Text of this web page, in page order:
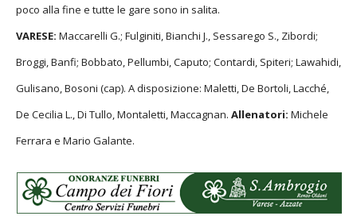
poco alla fine e tutte le gare sono in salita.
VARESE: Maccarelli G.; Fulginiti, Bianchi J., Sessarego S., Zibordi;
Broggi, Banfi; Bobbato, Pellumbi, Caputo; Contardi, Spiteri; Lawahidi,
Gulisano, Bosoni (cap). A disposizione: Maletti, De Bortoli, Lacché,
De Cecilia L., Di Tullo, Montaletti, Maccagnan. Allenatori: Michele
Ferrara e Mario Galante.